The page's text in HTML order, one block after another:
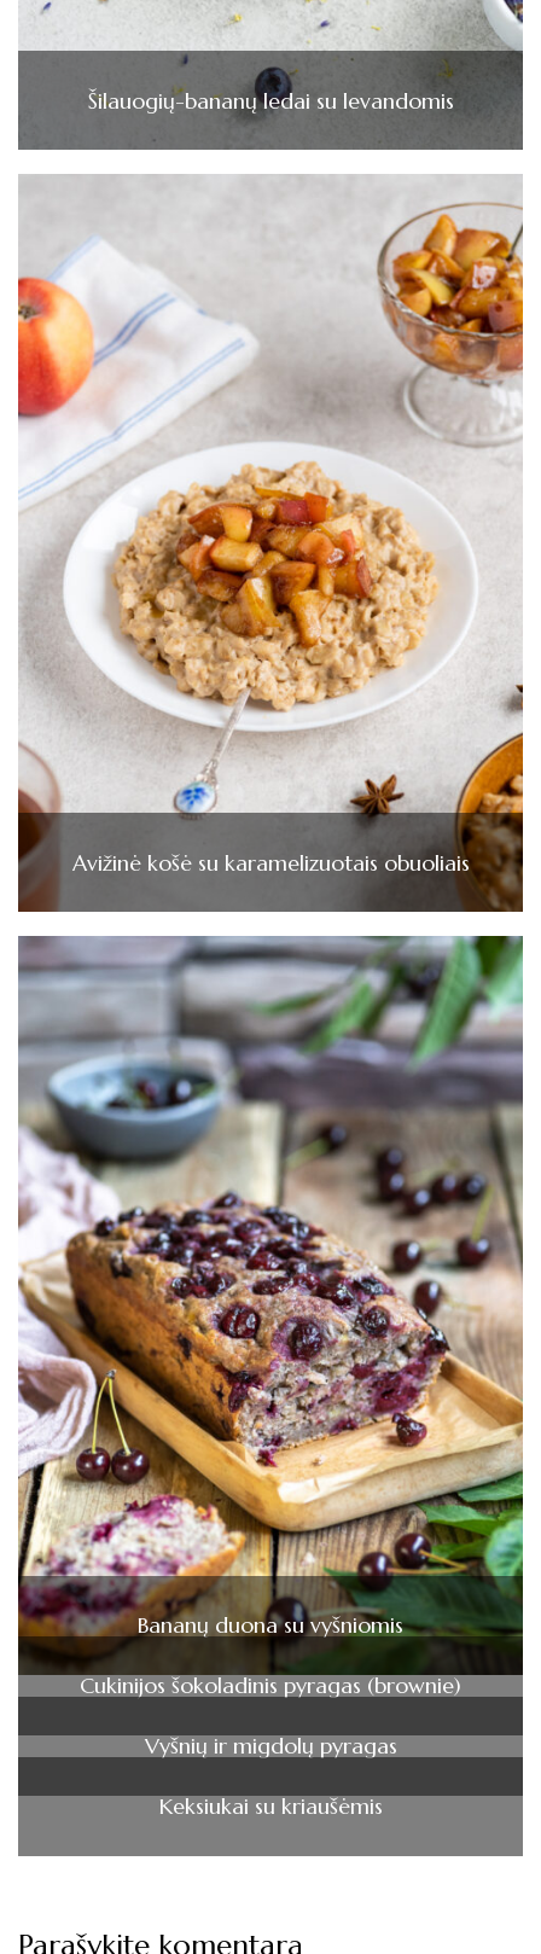
Šilauogių-bananų ledai su levandomis
Avižinė košė su karamelizuotais obuoliais
Bananų duona su vyšniomis
Cukinijos šokoladinis pyragas (brownie)
Vyšnių ir migdolų pyragas
Keksiukai su kriaušėmis
Parašykite komentarą